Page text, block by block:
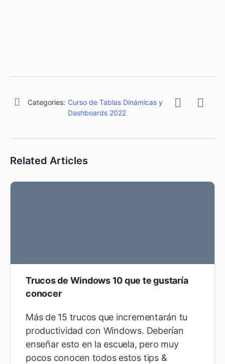
Categories: Curso de Tablas Dinámicas y
Dashboards 2022
Related Articles
Trucos de Windows 10 que te gustaría
conocer
Más de 15 trucos que incrementarán tu
productividad con Windows. Deberían
enseñar esto en la escuela, pero muy
pocos conocen todos estos tips &